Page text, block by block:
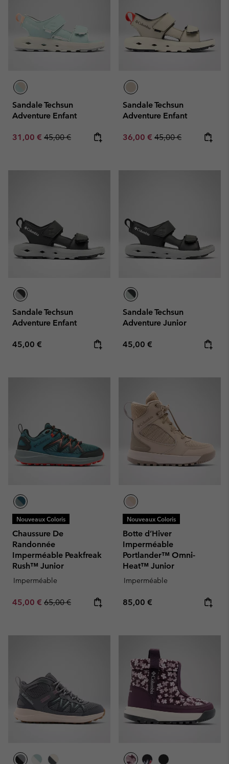
Sandale Techsun
Adventure Enfant
Sale price:
31,00 € Regular price:
45,00 €
Sandale Techsun
Adventure Enfant
Sale price:
36,00 € Regular price:
45,00 €
Sandale Techsun
Adventure Enfant
Regular price:
45,00 €
Sandale Techsun
Adventure Junior
Regular price:
45,00 €
Nouveaux Coloris
Chaussure De
Randonnée
Imperméable Peakfreak
Rush™ Junior
Imperméable
Sale price:
45,00 € Regular price:
65,00 €
Nouveaux Coloris
Botte d’Hiver
Imperméable
Portlander™ Omni-
Heat™ Junior
Imperméable
Regular price:
85,00 €